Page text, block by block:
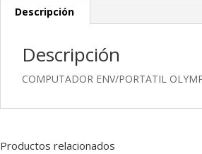
Descripción
Descripción
COMPUTADOR ENV/PORTATIL
Productos relacionados